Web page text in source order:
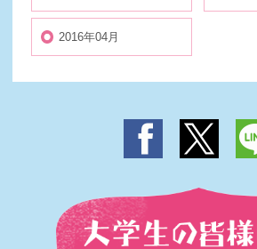
2016年04月